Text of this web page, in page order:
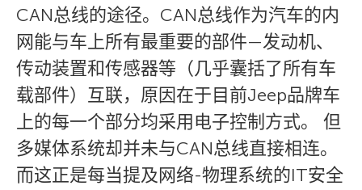
CAN总线的途径。CAN总线作为汽车的内
网能与车上所有最重要的部件—发动机、
传动装置和传感器等（几乎囊括了所有车
载部件）互联，原因在于目前Jeep品牌车
上的每一个部分均采用电子控制方式。 但
多媒体系统却并未与CAN总线直接相连。
而这正是每当提及网络-物理系统的IT安全